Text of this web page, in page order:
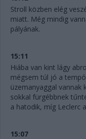
Stroll közben elég
miatt. Még mindig
pályának.
15:11
Hiába van kint lágy
mégsem túl jó a
üzemanyaggal vannak
sokkal fürgébbnek
a hatodik, míg Leclerc
15:07